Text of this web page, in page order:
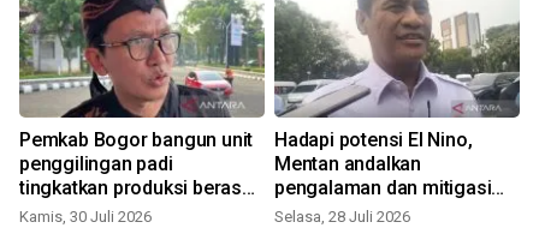
Pemkab Bogor bangun unit
penggilingan padi
tingkatkan produksi beras
lokal
Kamis, 30 Juli 2026
Hadapi potensi El Nino,
Mentan andalkan
pengalaman dan mitigasi
dini
Selasa, 28 Juli 2026